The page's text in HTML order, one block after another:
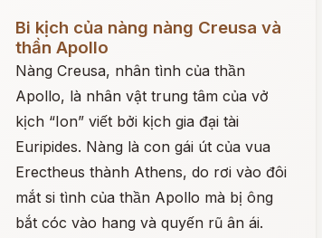
Bi kịch của nàng nàng Creusa và
thần Apollo
Nàng Creusa, nhân tình của thần
Apollo, là nhân vật trung tâm của vở
kịch “Ion” viết bởi kịch gia đại tài
Euripides. Nàng là con gái út của vua
Erectheus thành Athens, do rơi vào đôi
mắt si tình của thần Apollo mà bị ông
bắt cóc vào hang và quyến rũ ân ái.